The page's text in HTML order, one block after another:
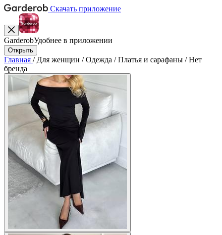
Скачать приложение
GarderobУдобнее в приложении
Открыть
Главная / Для женщин /Одежда /Платья и сарафаны /Нет
бренда